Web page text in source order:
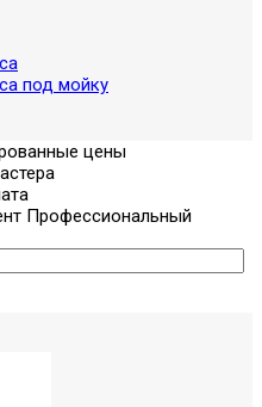
под мойку
цены
Профессиональный